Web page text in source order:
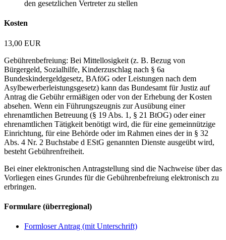
den gesetzlichen Vertreter zu stellen
Kosten
13,00 EUR
Gebührenbefreiung: Bei Mittellosigkeit (z. B. Bezug von
Bürgergeld, Sozialhilfe, Kinderzuschlag nach § 6a
Bundeskindergeldgesetz, BAföG oder Leistungen nach dem
Asylbewerberleistungsgesetz) kann das Bundesamt für Justiz auf
Antrag die Gebühr ermäßigen oder von der Erhebung der Kosten
absehen. Wenn ein Führungszeugnis zur Ausübung einer
ehrenamtlichen Betreuung (§ 19 Abs. 1, § 21 BtOG) oder einer
ehrenamtlichen Tätigkeit benötigt wird, die für eine gemeinnützige
Einrichtung, für eine Behörde oder im Rahmen eines der in § 32
Abs. 4 Nr. 2 Buchstabe d EStG genannten Dienste ausgeübt wird,
besteht Gebührenfreiheit.
Bei einer elektronischen Antragstellung sind die Nachweise über das
Vorliegen eines Grundes für die Gebührenbefreiung elektronisch zu
erbringen.
Formulare (überregional)
Formloser Antrag (mit Unterschrift)